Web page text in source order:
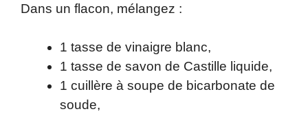
Dans un flacon, mélangez :
1 tasse de vinaigre blanc,
1 tasse de savon de Castille liquide,
1 cuillère à soupe de bicarbonate de
soude,